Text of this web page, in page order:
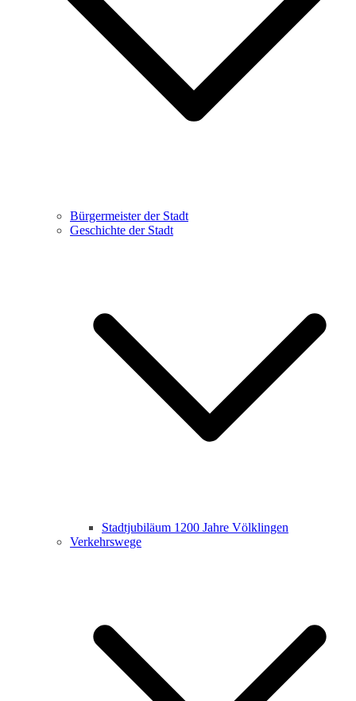
Bürgermeister der Stadt
Geschichte der Stadt
Stadtjubiläum 1200 Jahre Völklingen
Verkehrswege